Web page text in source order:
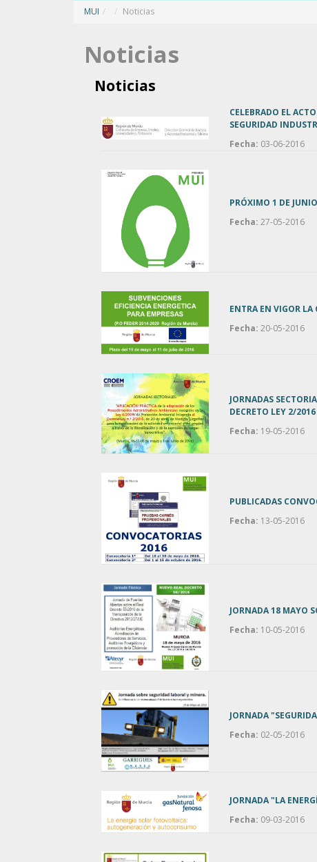
MUI / Noticias
Noticias
Noticias
CELEBRADO EL
SEGURIDAD
Fecha: 03-06-2016
PRÓXIMO 1 DE
Fecha: 27-05-2016
ENTRA EN VIGOR LA
Fecha: 20-05-2016
JORNADAS
DECRETO LEY 2/2016
Fecha: 19-05-2016
PUBLICADAS
Fecha: 13-05-2016
JORNADA 18 MAYO
Fecha: 10-05-2016
JORNADA
Fecha: 02-05-2016
JORNADA "LA
Fecha: 09-03-2016